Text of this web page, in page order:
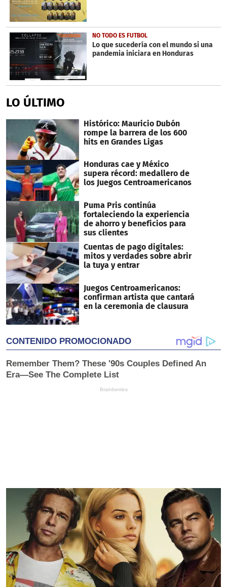
NO TODO ES FUTBOL
Lo que sucedería con el mundo si una
pandemia iniciara en Honduras
LO ÚLTIMO
Histórico: Mauricio Dubón
rompe la barrera de los 600
hits en Grandes Ligas
Honduras cae y México
supera récord: medallero de
los Juegos Centroamericanos
Puma Pris continúa
fortaleciendo la experiencia
de ahorro y beneficios para
sus clientes
Cuentas de pago digitales:
mitos y verdades sobre abrir
la tuya y entrar
Juegos Centroamericanos:
confirman artista que cantará
en la ceremonia de clausura